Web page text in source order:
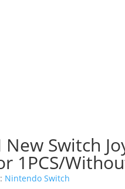
New Switch
1PCS/
Nintendo Switch